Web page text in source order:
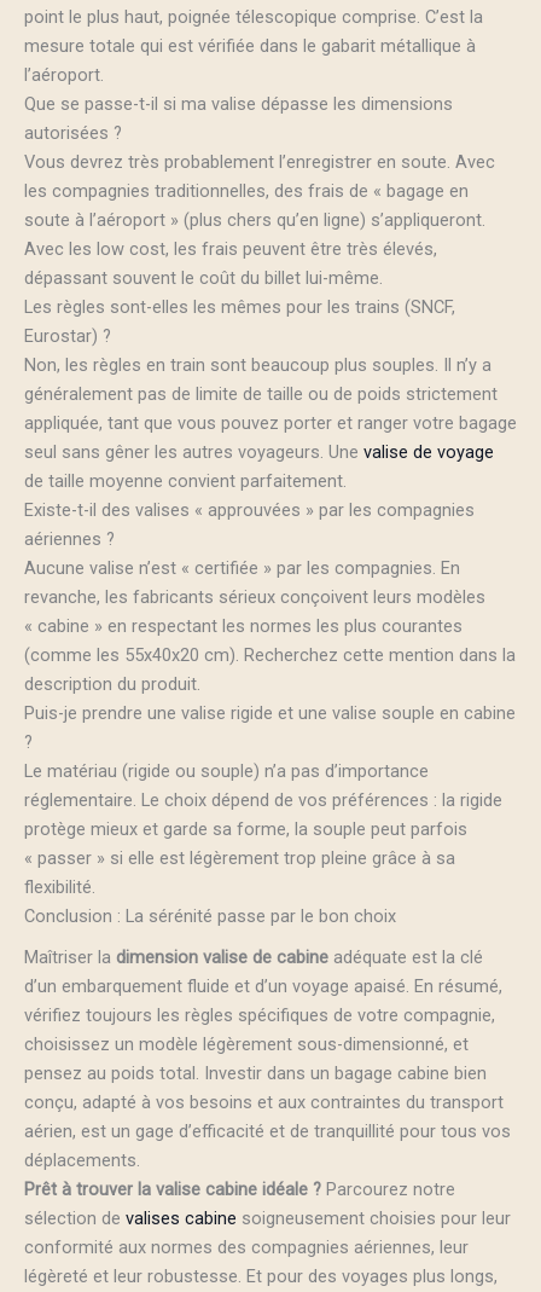
point le plus haut, poignée télescopique comprise. C’est la
mesure totale qui est vérifiée dans le gabarit métallique à
l’aéroport.
Que se passe-t-il si ma valise dépasse les dimensions
autorisées ?
Vous devrez très probablement l’enregistrer en soute. Avec
les compagnies traditionnelles, des frais de « bagage en
soute à l’aéroport » (plus chers qu’en ligne) s’appliqueront.
Avec les low cost, les frais peuvent être très élevés,
dépassant souvent le coût du billet lui-même.
Les règles sont-elles les mêmes pour les trains (SNCF,
Eurostar) ?
Non, les règles en train sont beaucoup plus souples. Il n’y a
généralement pas de limite de taille ou de poids strictement
appliquée, tant que vous pouvez porter et ranger votre bagage
seul sans gêner les autres voyageurs. Une valise de voyage
de taille moyenne convient parfaitement.
Existe-t-il des valises « approuvées » par les compagnies
aériennes ?
Aucune valise n’est « certifiée » par les compagnies. En
revanche, les fabricants sérieux conçoivent leurs modèles
« cabine » en respectant les normes les plus courantes
(comme les 55x40x20 cm). Recherchez cette mention dans la
description du produit.
Puis-je prendre une valise rigide et une valise souple en cabine
?
Le matériau (rigide ou souple) n’a pas d’importance
réglementaire. Le choix dépend de vos préférences : la rigide
protège mieux et garde sa forme, la souple peut parfois
« passer » si elle est légèrement trop pleine grâce à sa
flexibilité.
Conclusion : La sérénité passe par le bon choix
Maîtriser la dimension valise de cabine adéquate est la clé
d’un embarquement fluide et d’un voyage apaisé. En résumé,
vérifiez toujours les règles spécifiques de votre compagnie,
choisissez un modèle légèrement sous-dimensionné, et
pensez au poids total. Investir dans un bagage cabine bien
conçu, adapté à vos besoins et aux contraintes du transport
aérien, est un gage d’efficacité et de tranquillité pour tous vos
déplacements.
Prêt à trouver la valise cabine idéale ? Parcourez notre
sélection de valises cabine soigneusement choisies pour leur
conformité aux normes des compagnies aériennes, leur
légèreté et leur robustesse. Et pour des voyages plus longs,